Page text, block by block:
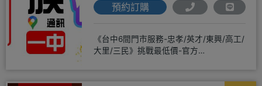
預約訂購
《台中6間門市服務-忠孝/英才/東興/高工/
大里/三民》挑戰最低價-官方